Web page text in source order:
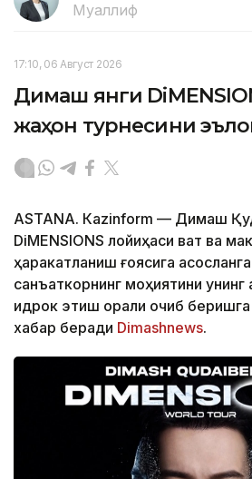
Муаллиф
17:10, 06 Август 2026
Димаш янги
жаҳон турнесини
ASTANА. Кazinform — Димаш
DiMENSIONS лойиҳаси вақт ва
ҳаракатланиш ғоясига
санъаткорнинг моҳиятини
идрок этиш орқали очиб
хабар беради Dimashnews.